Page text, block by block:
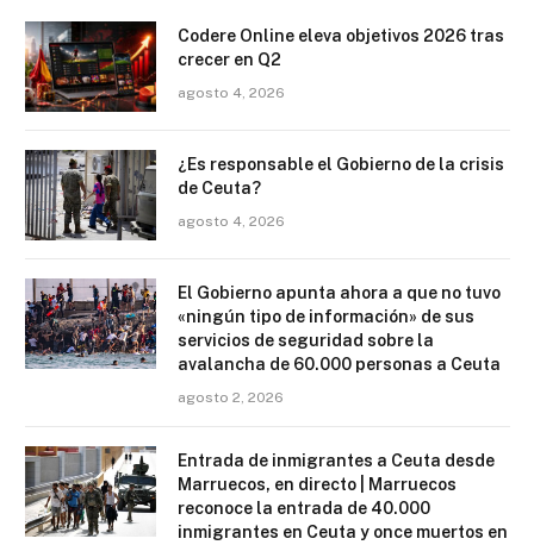
Codere Online eleva objetivos 2026 tras
crecer en Q2
agosto 4, 2026
¿Es responsable el Gobierno de la crisis
de Ceuta?
agosto 4, 2026
El Gobierno apunta ahora a que no tuvo
«ningún tipo de información» de sus
servicios de seguridad sobre la
avalancha de 60.000 personas a Ceuta
agosto 2, 2026
Entrada de inmigrantes a Ceuta desde
Marruecos, en directo | Marruecos
reconoce la entrada de 40.000
inmigrantes en Ceuta y once muertos en